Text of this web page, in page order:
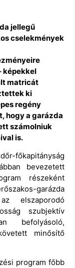
jellegű
cselekmények
képekkel
matricát
ki
regény
hogy a garázda
számolniuk
is.
főkapitányság
bevezetett
részeként
garázda
elszaporodó
szubjektív
befolyásoló,
minősítő
program főbb